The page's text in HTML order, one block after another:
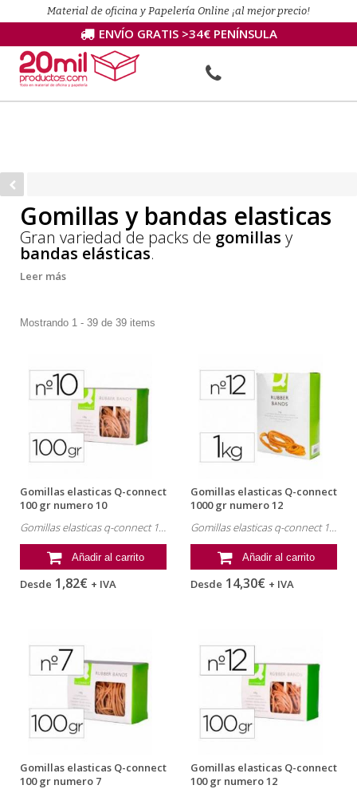
Material de oficina y Papelería Online ¡al mejor precio!
ENVÍO GRATIS >34€ PENÍNSULA
Gomillas y bandas elasticas
Gran variedad de packs de gomillas y
bandas elásticas.
Leer más
Mostrando 1 - 39 de 39 items
Gomillas elasticas Q-connect
100 gr numero 10
Gomillas elasticas q-connect 100 gr numero 10. Referencia: KF15046.
Añadir al carrito
Desde 1,82€ + IVA
Gomillas elasticas Q-connect
1000 gr numero 12
Gomillas elasticas q-connect 1000 gr numero 12. Referencia: KF14688.
Añadir al carrito
Desde 14,30€ + IVA
Gomillas elasticas Q-connect
100 gr numero 7
Gomillas elasticas Q-connect
100 gr numero 12